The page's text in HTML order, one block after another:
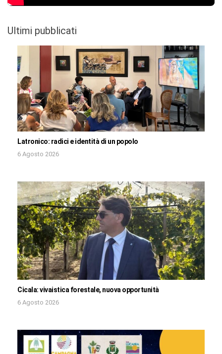
Ultimi pubblicati
Latronico: radici e identità di un popolo
6 Agosto 2026
Cicala: vivaistica forestale, nuova opportunità
6 Agosto 2026